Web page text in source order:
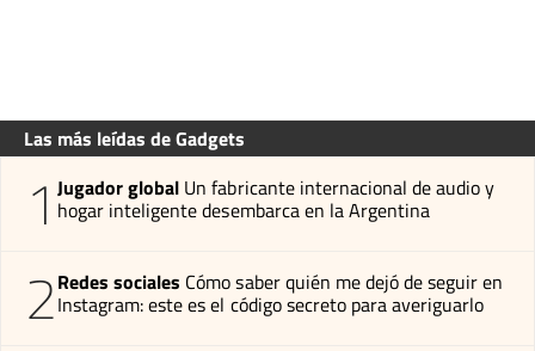
Las más leídas de Gadgets
1 Jugador global Un fabricante internacional de audio y
hogar inteligente desembarca en la Argentina
2Redes sociales Cómo saber quién me dejó de seguir en
Instagram: este es el código secreto para averiguarlo